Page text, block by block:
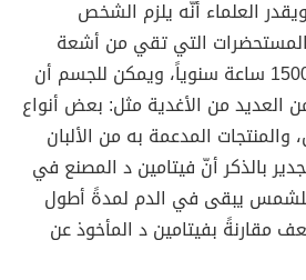
العلماء أنّه يلزم الشخص
التي تقي من أشعة
الشمس ما بين 1000-1500 ساعة سنوياً، ويمكن للجسم أن
العديد من الأغدية مثل: بعض أنواع
المدعمة به من الألبان
بالذكر أنّ فيتامين د المصنع في
يبقى في الدم لمدةً أطول
مقارنةً بفيتامين د المأخوذ عن